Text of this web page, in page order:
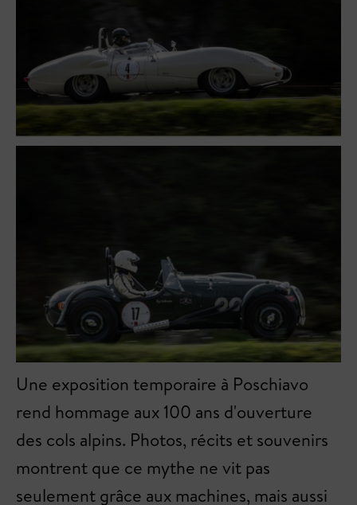
Une exposition temporaire à Poschiavo
rend hommage aux 100 ans d'ouverture
des cols alpins. Photos, récits et souvenirs
montrent que ce mythe ne vit pas
seulement grâce aux machines, mais aussi